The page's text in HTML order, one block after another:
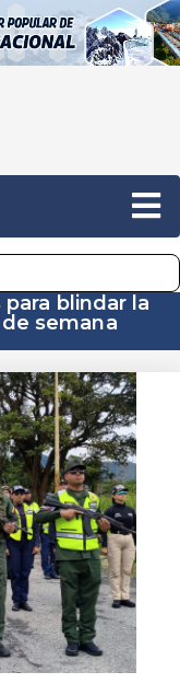
blindar la
semana